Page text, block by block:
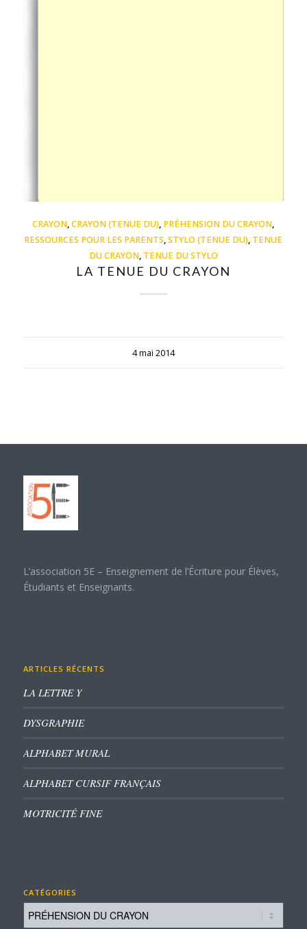
CRAYON,CRAYON (TENUE DU), PRÉHENSION DU CRAYON,
RESSOURCES POUR LES PARENTS,STYLO (TENUE DU), TENUE
DU CRAYON, TENUE DU STYLO
LA TENUE DU CRAYON
4 mai 2014
L’association 5E – Enseignement de l’Écriture pour Élèves,
Étudiants et Enseignants.
ARTICLES RÉCENTS
LA LETTRE Y
DYSGRAPHIE
ALPHABET MURAL
ALPHABET CURSIF FRANÇAIS
MOTRICITÉ FINE
CATÉGORIES
Catégories